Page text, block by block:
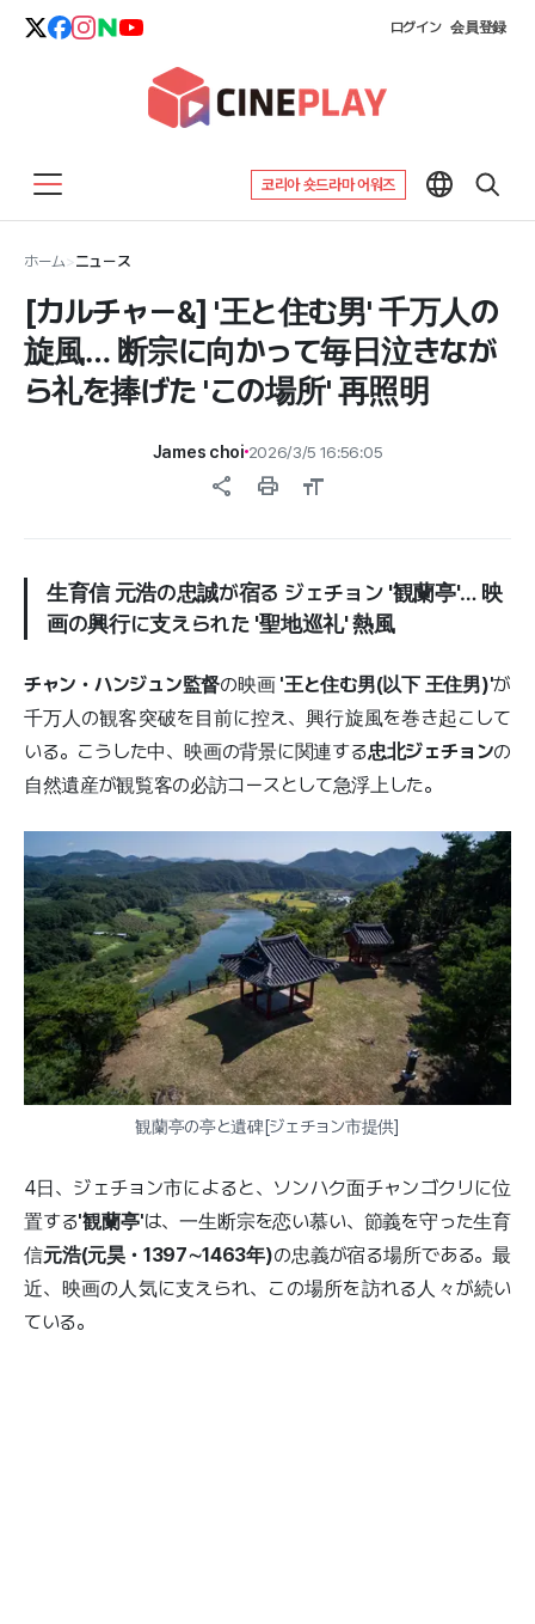
ログイン 会員登録
코리아 숏드라마 어워즈
ホーム>ニュース
[カルチャー&] '王と住む男' 千万人の
旋風… 断宗に向かって毎日泣きなが
ら礼を捧げた 'この場所' 再照明
James choi 2026/3/5 16:56:05
share print format_size
生育信 元浩の忠誠が宿る ジェチョン '観蘭亭'… 映
画の興行に支えられた '聖地巡礼' 熱風
チャン・ハンジュン監督の映画 '王と住む男(以下 王住男)'が
千万人の観客突破を目前に控え、興行旋風を巻き起こして
いる。こうした中、映画の背景に関連する忠北ジェチョンの
自然遺産が観覧客の必訪コースとして急浮上した。
観蘭亭の亭と遺碑[ジェチョン市提供]
4日、ジェチョン市によると、ソンハク面チャンゴクリに位
置する'観蘭亭'は、一生断宗を恋い慕い、節義を守った生育
信元浩(元昊・1397∼1463年)の忠義が宿る場所である。最
近、映画の人気に支えられ、この場所を訪れる人々が続い
ている。